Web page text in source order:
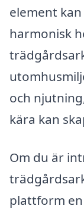
element
harmonisk
och
kära kan
Om du är
plattform